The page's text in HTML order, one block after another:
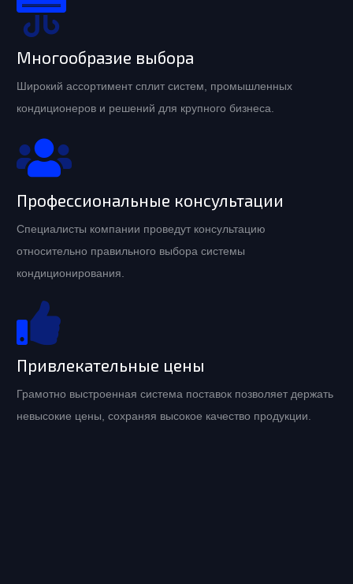
Многообразие выбора
Широкий ассортимент сплит систем, промышленных
кондиционеров и решений для крупного бизнеса.
Профессиональные консультации
Специалисты компании проведут консультацию
относительно правильного выбора системы
кондиционирования.
Привлекательные цены
Грамотно выстроенная система поставок позволяет держать
невысокие цены, сохраняя высокое качество продукции.